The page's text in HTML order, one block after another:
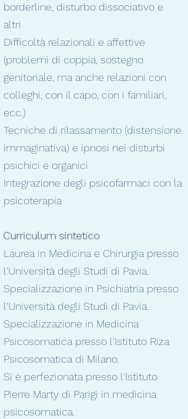
borderline disturbo dissociativo e
altri
Difficoltà relazionali e affettive
(problemi di coppia sostegno
genitoriale , ma anche relazioni con
colleghi, con il capo, con i familiari,
ecc.)
Tecniche di rilassamento (distensione
immaginativa) e ipnosi nei disturbi
psichici e organici
Integrazione degli psicofarmaci con la
psicoterapia
Curriculum sintetico
Laurea in Medicina e Chirurgia presso
l'Università degli Studi di Pavia.
Specializzazione in Psichiatria presso
l'Università degli Studi di Pavia.
Specializzazione in Medicina
Psicosomatica presso l'Istituto Riza
Psicosomatica di Milano.
Si è perfezionata presso l'Istituto
Pierre Marty di Parigi in medicina
psicosomatica.